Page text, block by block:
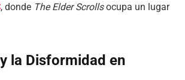
, donde The Elder Scrollsocupa un lugar
la Disformidad en